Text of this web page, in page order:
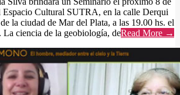
Espacio Cultural SUTRA, en la calle Derqui
la ciudad de Mar del Plata, a las 19.00 hs. el
La ciencia de la geobiología, deRead More →